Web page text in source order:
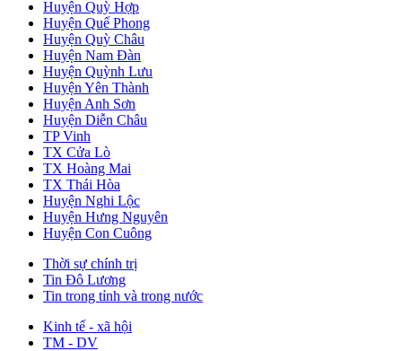
Huyện Quỳ Hợp
Huyện Quế Phong
Huyện Quỳ Châu
Huyện Nam Đàn
Huyện Quỳnh Lưu
Huyện Yên Thành
Huyện Anh Sơn
Huyện Diễn Châu
TP Vinh
TX Cửa Lò
TX Hoàng Mai
TX Thái Hòa
Huyện Nghi Lộc
Huyện Hưng Nguyên
Huyện Con Cuông
Thời sự chính trị
Tin Đô Lương
Tin trong tỉnh và trong nước
Kinh tế - xã hội
TM - DV